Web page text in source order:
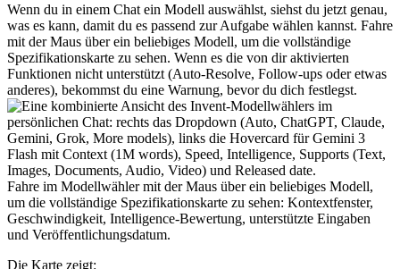
Wenn du in einem Chat ein Modell auswählst, siehst du jetzt genau,
was es kann, damit du es passend zur Aufgabe wählen kannst. Fahre
mit der Maus über ein beliebiges Modell, um die vollständige
Spezifikationskarte zu sehen. Wenn es die von dir aktivierten
Funktionen nicht unterstützt (Auto-Resolve, Follow-ups oder etwas
anderes), bekommst du eine Warnung, bevor du dich festlegst.
Fahre im Modellwähler mit der Maus über ein beliebiges Modell,
um die vollständige Spezifikationskarte zu sehen: Kontextfenster,
Geschwindigkeit, Intelligence-Bewertung, unterstützte Eingaben
und Veröffentlichungsdatum.
Die Karte zeigt: